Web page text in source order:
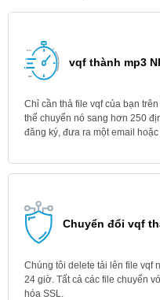
vqf thành mp3
Chỉ cần thả file vqf của bạn
thể chuyển nó sang hơn 250
đăng ký, đưa ra một email
Chuyển đổi vqf
Chúng tôi delete tải lên file vqf
24 giờ. Tất cả các file chuyển
hóa SSL.